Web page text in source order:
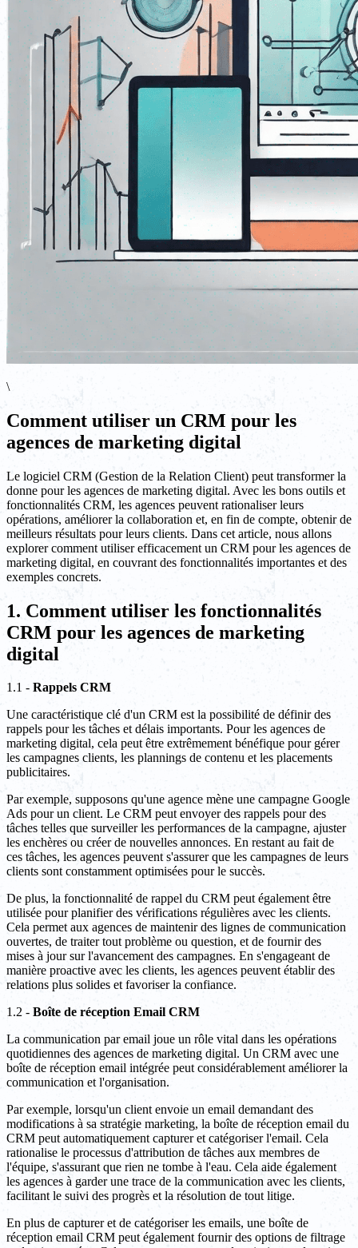
\
Comment utiliser un CRM pour les
agences de marketing digital
Le logiciel CRM (Gestion de la Relation Client) peut transformer la
donne pour les agences de marketing digital. Avec les bons outils et
fonctionnalités CRM, les agences peuvent rationaliser leurs
opérations, améliorer la collaboration et, en fin de compte, obtenir de
meilleurs résultats pour leurs clients. Dans cet article, nous allons
explorer comment utiliser efficacement un CRM pour les agences de
marketing digital, en couvrant des fonctionnalités importantes et des
exemples concrets.
1. Comment utiliser les fonctionnalités
CRM pour les agences de marketing
digital
1.1 - Rappels CRM
Une caractéristique clé d'un CRM est la possibilité de définir des
rappels pour les tâches et délais importants. Pour les agences de
marketing digital, cela peut être extrêmement bénéfique pour gérer
les campagnes clients, les plannings de contenu et les placements
publicitaires.
Par exemple, supposons qu'une agence mène une campagne Google
Ads pour un client. Le CRM peut envoyer des rappels pour des
tâches telles que surveiller les performances de la campagne, ajuster
les enchères ou créer de nouvelles annonces. En restant au fait de
ces tâches, les agences peuvent s'assurer que les campagnes de leurs
clients sont constamment optimisées pour le succès.
De plus, la fonctionnalité de rappel du CRM peut également être
utilisée pour planifier des vérifications régulières avec les clients.
Cela permet aux agences de maintenir des lignes de communication
ouvertes, de traiter tout problème ou question, et de fournir des
mises à jour sur l'avancement des campagnes. En s'engageant de
manière proactive avec les clients, les agences peuvent établir des
relations plus solides et favoriser la confiance.
1.2 - Boîte de réception Email CRM
La communication par email joue un rôle vital dans les opérations
quotidiennes des agences de marketing digital. Un CRM avec une
boîte de réception email intégrée peut considérablement améliorer la
communication et l'organisation.
Par exemple, lorsqu'un client envoie un email demandant des
modifications à sa stratégie marketing, la boîte de réception email du
CRM peut automatiquement capturer et catégoriser l'email. Cela
rationalise le processus d'attribution de tâches aux membres de
l'équipe, s'assurant que rien ne tombe à l'eau. Cela aide également
les agences à garder une trace de la communication avec les clients,
facilitant le suivi des progrès et la résolution de tout litige.
En plus de capturer et de catégoriser les emails, une boîte de
réception email CRM peut également fournir des options de filtrage